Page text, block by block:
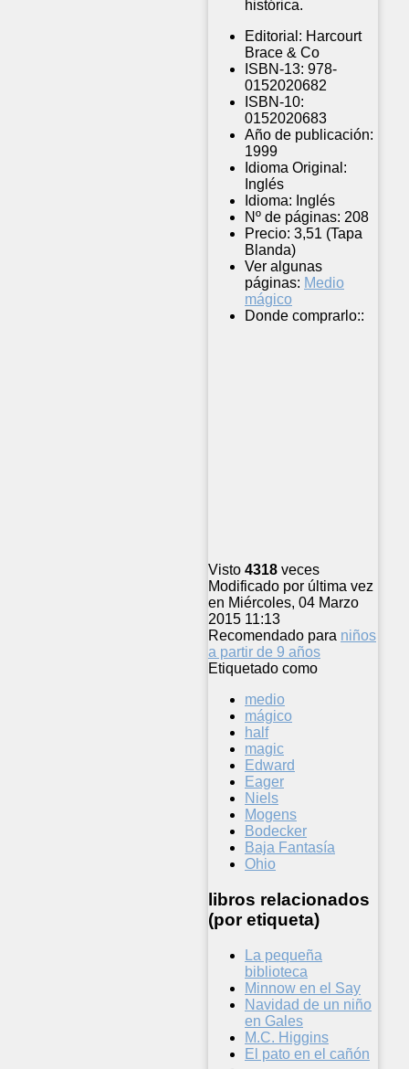
histórica.
Editorial: Harcourt
Brace & Co
ISBN-13: 978-
0152020682
ISBN-10:
0152020683
Año de publicación:
1999
Idioma Original:
Inglés
Idioma: Inglés
Nº de páginas: 208
Precio: 3,51 (Tapa
Blanda)
Ver algunas
páginas: Medio
mágico
Donde comprarlo::
Visto 4318 veces
Modificado por última vez
en Miércoles, 04 Marzo
2015 11:13
Recomendado para niños
a partir de 9 años
Etiquetado como
medio
mágico
half
magic
Edward
Eager
Niels
Mogens
Bodecker
Baja Fantasía
Ohio
libros relacionados
(por etiqueta)
La pequeña
biblioteca
Minnow en el Say
Navidad de un niño
en Gales
M.C. Higgins
El pato en el cañón